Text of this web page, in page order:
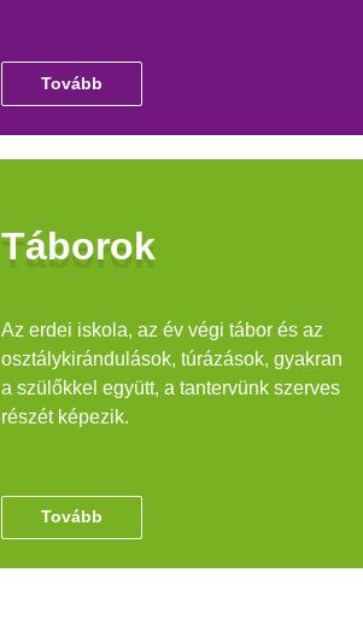
Tovább
Táborok
Az erdei iskola, az év végi tábor és az
osztálykirándulások, túrázások, gyakran
a szülőkkel együtt, a tantervünk szerves
részét képezik.
Tovább